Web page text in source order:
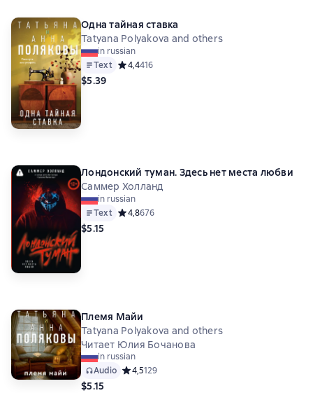
Одна тайная ставка
Tatyana Polyakova and others
in russian
Text Средний рейтинг 4,4 на основе 416 оценок
4,4416
$5.39
Лондонский туман. Здесь нет места любви
Саммер Холланд
in russian
Text Средний рейтинг 4,8 на основе 676 оценок
4,8676
$5.15
Племя Майи
Tatyana Polyakova and others
Читает Юлия Бочанова
in russian
Audio Средний рейтинг 4,5 на основе 129 оценок
4,5129
$5.15